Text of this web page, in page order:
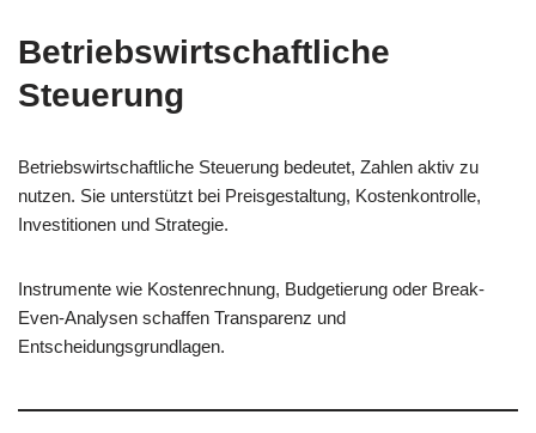
Betriebswirtschaftliche
Steuerung
Betriebswirtschaftliche Steuerung bedeutet, Zahlen aktiv zu
nutzen. Sie unterstützt bei Preisgestaltung, Kostenkontrolle,
Investitionen und Strategie.
Instrumente wie Kostenrechnung, Budgetierung oder Break-
Even-Analysen schaffen Transparenz und
Entscheidungsgrundlagen.